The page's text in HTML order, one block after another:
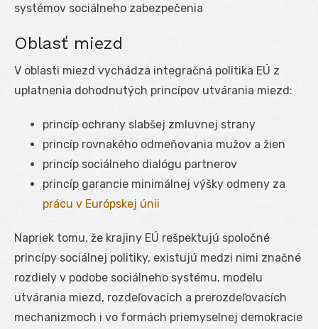
systémov sociálneho zabezpečenia
Oblasť miezd
V oblasti miezd vychádza integračná politika EÚ z
uplatnenia dohodnutých princípov utvárania miezd:
princíp ochrany slabšej zmluvnej strany
princíp rovnakého odmeňovania mužov a žien
princíp sociálneho dialógu partnerov
princíp garancie minimálnej výšky odmeny za
prácu v Európskej únii
Napriek tomu, že krajiny EÚ rešpektujú spoločné
princípy sociálnej politiky, existujú medzi nimi značné
rozdiely v podobe sociálneho systému, modelu
utvárania miezd, rozdeľovacích a prerozdeľovacích
mechanizmoch i vo formách priemyselnej demokracie